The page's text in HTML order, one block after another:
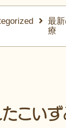
最
療
こい